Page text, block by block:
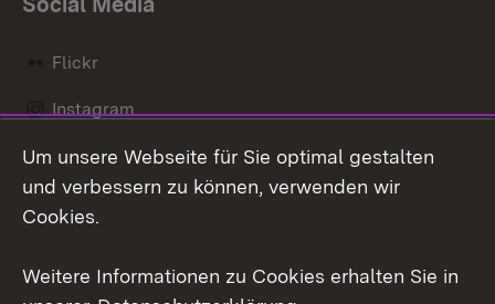
Flickr
Instagram
Social Wall
Um unsere Webseite für Sie optimal gestalten
und verbessern zu können, verwenden wir
Cookies.
Weitere Informationen zu Cookies erhalten Sie in